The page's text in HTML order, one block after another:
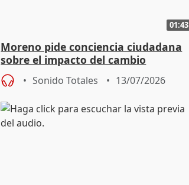
01:43
Moreno pide conciencia ciudadana
sobre el impacto del cambio
climático en Andalucía
Sonido Totales 13/07/2026